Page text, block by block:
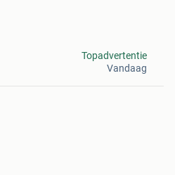
Topadvertentie
Vandaag